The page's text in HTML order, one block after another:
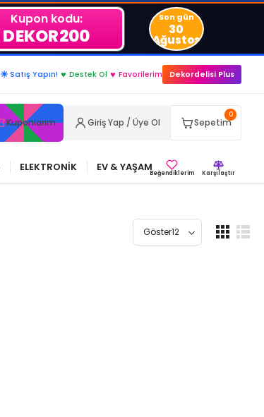
Kupon kodu:
DEKOR200
Son gün
30
Ağustos
☀ Satış Yapın! ♥ Destek Ol ♥ Favorilerim Dekordelisi Plus
Kuponlarım Giriş Yap / Üye Ol
0
Sepetim
ELEKTRONİK EV & YAŞAMBeğendiklerim Karşılaştır